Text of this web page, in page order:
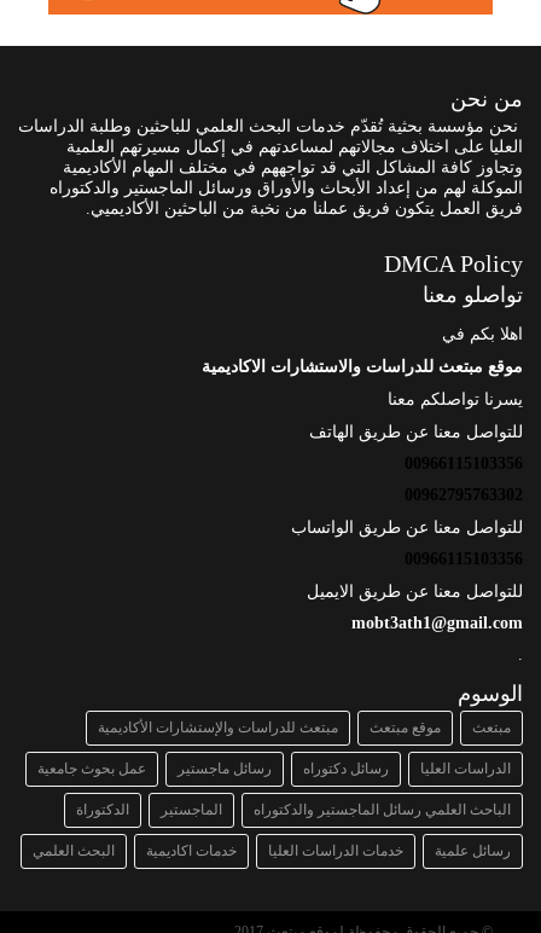
من نحن
نحن مؤسسة بحثية تُقدّم خدمات البحث العلمي للباحثين وطلبة الدراسات
العليا على اختلاف مجالاتهم لمساعدتهم في إكمال مسيرتهم العلمية
وتجاوز كافة المشاكل التي قد تواجههم في مختلف المهام الأكاديمية
الموكلة لهم من إعداد الأبحاث والأوراق ورسائل الماجستير والدكتوراه
فريق العمل يتكون فريق عملنا من نخبة من الباحثين الأكاديميي.
DMCA Policy
تواصلو معنا
اهلا بكم في
موقع مبتعث للدراسات والاستشارات الاكاديمية
يسرنا تواصلكم معنا
للتواصل معنا عن طريق الهاتف
00966115103356
00962795763302
للتواصل معنا عن طريق الواتساب
00966115103356
للتواصل معنا عن طريق الايميل
mobt3ath1@gmail.com
الوسوم
مبتعث موقع مبتعث مبتعث للدراسات والإستشارات الأكاديمية
الدراسات العليا رسائل دكتوراه رسائل ماجستير عمل بحوث جامعية
الباحث العلمي رسائل الماجستير والدكتوراه الماجستير الدكتوراة
رسائل علمية خدمات الدراسات العليا خدمات اكاديمية البحث العلمي